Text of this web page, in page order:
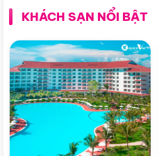
KHÁCH SẠN NỔI BẬT